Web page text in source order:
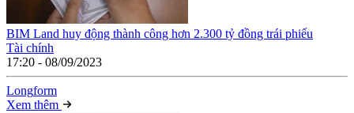
BIM Land huy động thành công hơn 2.300 tỷ đồng trái phiếu
Tài chính
17:20 - 08/09/2023
Longform
Xem thêm